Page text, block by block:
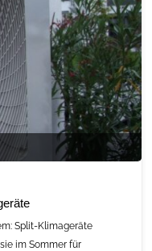
Split-Klimageräte
im Sommer für